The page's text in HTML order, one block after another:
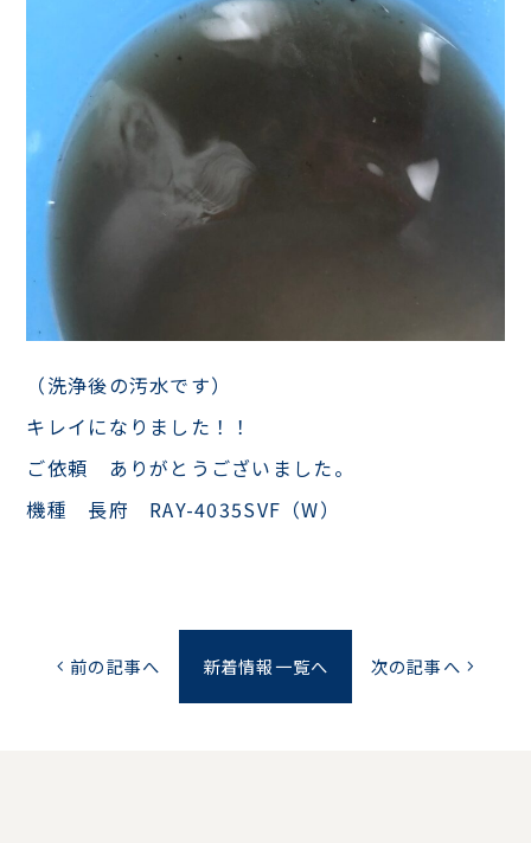
（洗浄後の汚水です）
キレイになりました！！
ご依頼 ありがとうございました。
機種 長府 RAY-4035SVF（W）
chevron_left 前の記事へ 新着情報一覧へ 次の記事へ chevron_right